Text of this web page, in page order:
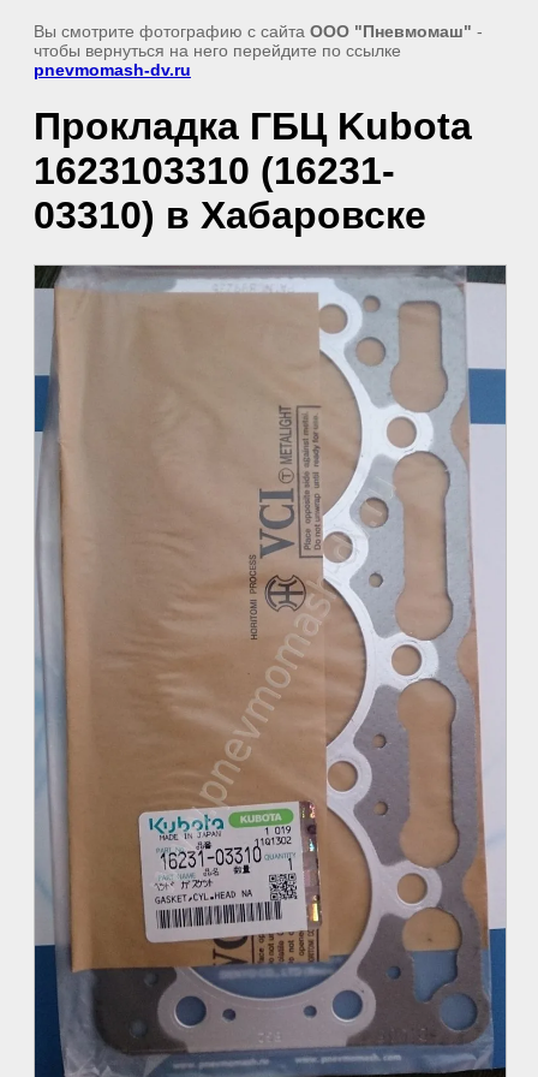
Вы смотрите фотографию с сайта ООО "Пневмомаш" -
чтобы вернуться на него перейдите по ссылке
pnevmomash-dv.ru
Прокладка ГБЦ Kubota
1623103310 (16231-
03310) в Хабаровске